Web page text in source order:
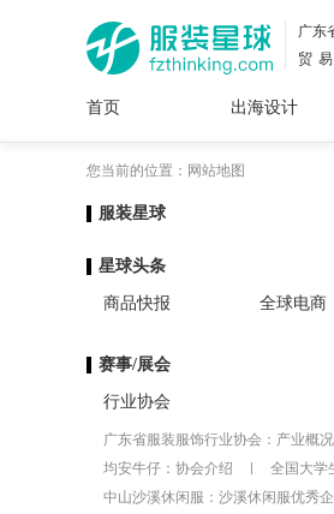
广东
贸
首页 出海设计
您当前的位置：网站地图
服装星球
星球头条
商品快报 全球电商
赛事/展会
行业协会
广东省服装服饰行业协会： 产业概况
均安牛仔： 协会介绍 全国大学
中山沙溪休闲服： 沙溪休闲服优秀